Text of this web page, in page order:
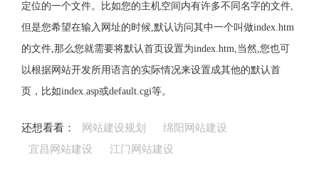
定位的一个文件。比如您的主机空间内有许多不同名字的文件,
但是您希望在输入网址的时候,默认访问其中一个叫做index.htm
的文件,那么您就需要将默认首页设置为index.htm,当然,您也可
以根据网站开发所用语言的实际情况来设置成其他的默认首
页，比如index.asp或default.cgi等。
还想看看： 网站建设规划
绵阳网站建设
宜昌网站建设
江门网站建设